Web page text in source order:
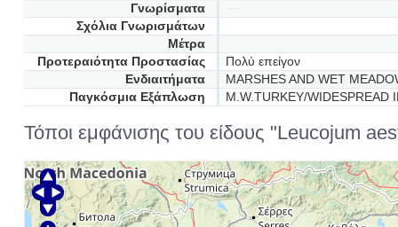
Γνωρίσματα
Σχόλια Γνωρισμάτων
Μέτρα
Προτεραιότητα Προστασίας
Πολύ επείγον
Ενδιαιτήματα
MARSHES AND WET
Παγκόσμια Εξάπλωση
M.W.TURKEY/WIDESPREAD
Τόποι εμφάνισης του είδους "Leucojum